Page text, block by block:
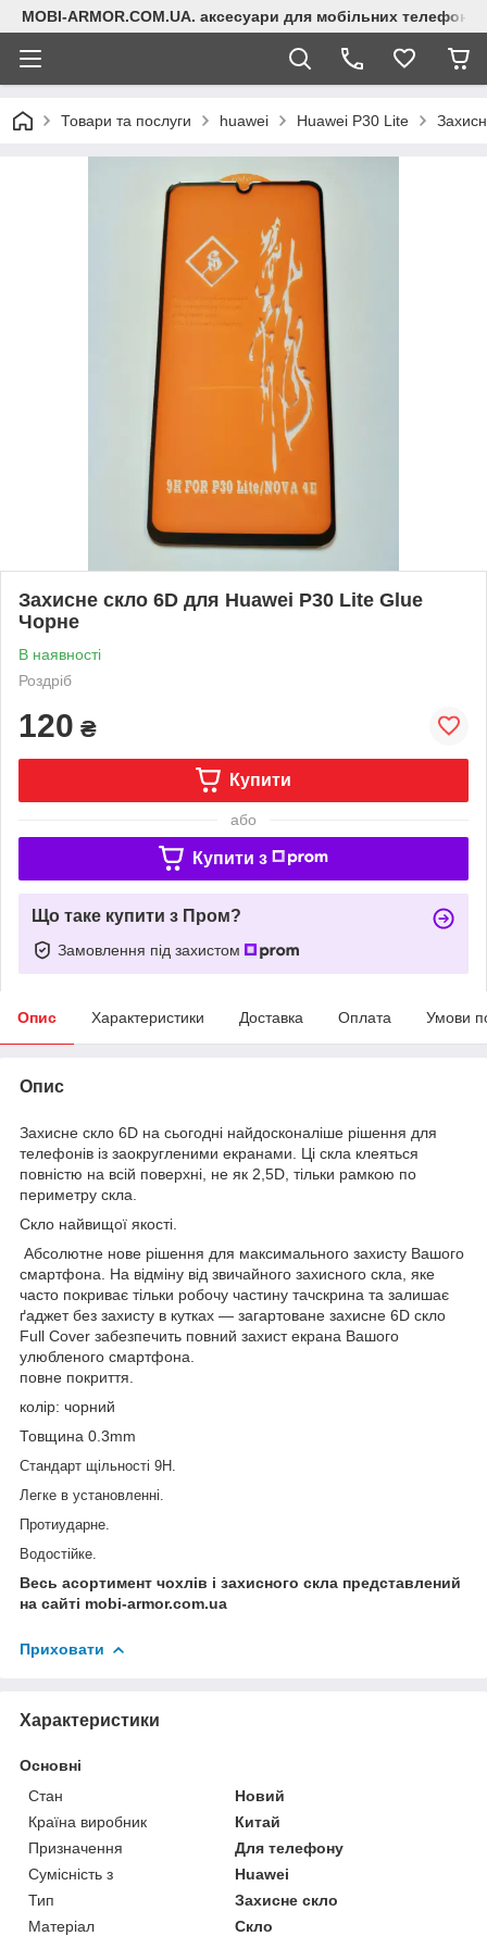
MOBI-ARMOR.COM.UA. аксесуари для мобільних телефонів
Товари та послуги huawei Huawei P30 Lite
Захисне скло 6D для Huawei P30 Lite Glue
Чорне
В наявності
Роздріб
120 ₴
Купити
або
Купити з
Що таке купити з Пром?
Замовлення під захистом
Опис Характеристики Доставка Оплата Умови
Опис
Захисне скло 6D на сьогодні найдосконаліше рішення для
телефонів із заокругленими екранами. Ці скла клеяться
повністю на всій поверхні, не як 2,5D, тільки рамкою по
периметру скла.
Скло найвищої якості.
Абсолютне нове рішення для максимального захисту Вашого
смартфона. На відміну від звичайного захисного скла, яке
часто покриває тільки робочу частину тачскрина та залишає
ґаджет без захисту в кутках — загартоване захисне 6D скло
Full Cover забезпечить повний захист екрана Вашого
улюбленого смартфона.
повне покриття.
колір: чорний
Товщина 0.3mm
Стандарт щільності 9Н.
Легке в установленні.
Протиударне.
Водостійке.
Весь асортимент чохлів і захисного скла представлений
на сайті mobi-armor.com.ua
Приховати
Характеристики
Основні
Стан
Новий
Країна виробник
Китай
Призначення
Для телефону
Сумісність з
Huawei
Тип
Захисне скло
Матеріал
Скло